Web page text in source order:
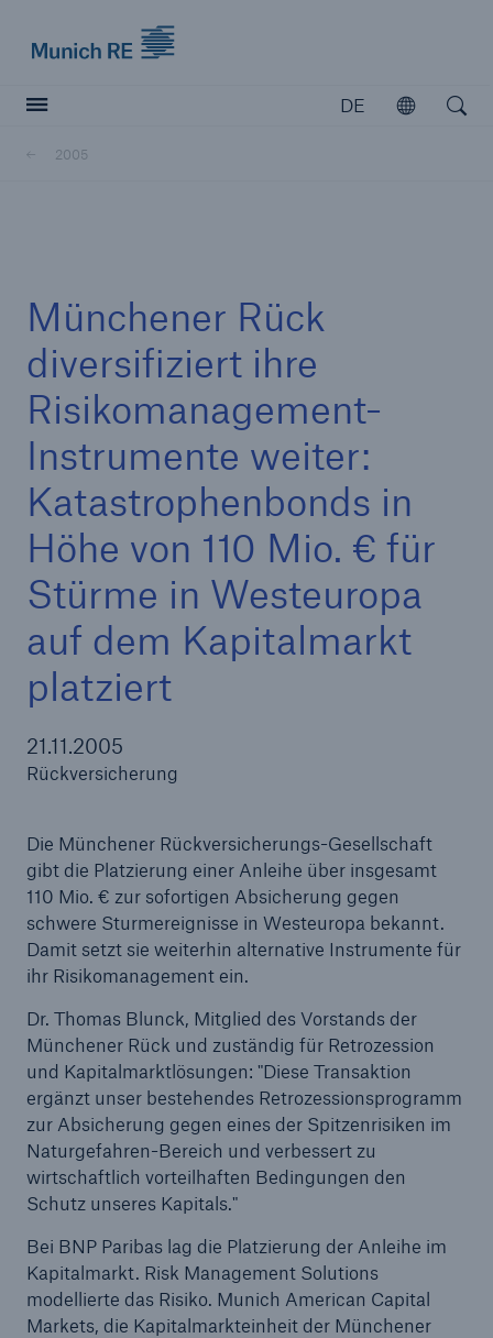
DE
Öffnen
2005
Münchener Rück
diversifiziert ihre
Risikomanagement-
Instrumente weiter:
Katastrophenbonds in
Höhe von 110 Mio. € für
Stürme in Westeuropa
auf dem Kapitalmarkt
platziert
21.11.2005
Rückversicherung
Die Münchener Rückversicherungs-Gesellschaft
gibt die Platzierung einer Anleihe über insgesamt
110 Mio. € zur sofortigen Absicherung gegen
schwere Sturmereignisse in Westeuropa bekannt.
Damit setzt sie weiterhin alternative Instrumente für
ihr Risikomanagement ein.
Dr. Thomas Blunck, Mitglied des Vorstands der
Münchener Rück und zuständig für Retrozession
und Kapitalmarktlösungen: "Diese Transaktion
ergänzt unser bestehendes Retrozessionsprogramm
zur Absicherung gegen eines der Spitzenrisiken im
Naturgefahren-Bereich und verbessert zu
wirtschaftlich vorteilhaften Bedingungen den
Schutz unseres Kapitals."
Bei BNP Paribas lag die Platzierung der Anleihe im
Kapitalmarkt. Risk Management Solutions
modellierte das Risiko. Munich American Capital
Markets, die Kapitalmarkteinheit der Münchener
Tech Trend Radar 2026
Our expert perspective for insurance
Reinsurance Property/Casualty
Marine Trend Radar 2025
Versicherungslücke: der Anteil der nicht
versicherten Schäden aus Naturkatastrophen
seit 1980 beträgt